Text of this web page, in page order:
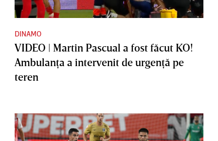
DINAMO
VIDEO | Martin Pascual a fost făcut KO!
Ambulanţa a intervenit de urgenţă pe
teren